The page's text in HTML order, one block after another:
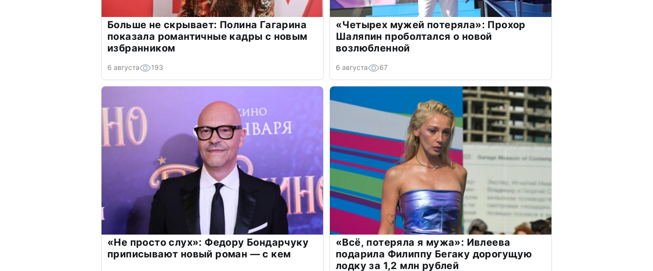
Больше не скрывает: Полина Гагарина
показала романтичные кадры с новым
избранником
6 августа 193
«Четырех мужей потеряла»: Прохор
Шаляпин проболтался о новой
возлюбленной
6 августа 67
«Не просто слух»: Федору Бондарчуку
приписывают новый роман — с кем
«Всё, потеряла я мужа»: Ивлеева
подарила Филиппу Бегаку дорогущую
лодку за 1,2 млн рублей